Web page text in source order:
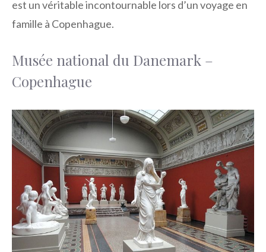
est un véritable incontournable lors d’un voyage en
famille à Copenhague.
Musée national du Danemark –
Copenhague